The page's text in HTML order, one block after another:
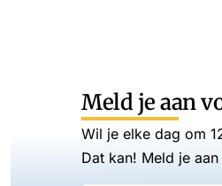
Meld je aan
Wil je elke dag om
Dat kan! Meld je